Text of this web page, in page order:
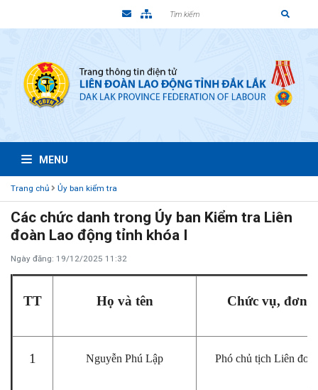
MENU
Trang chủ Ủy ban kiểm tra
Các chức danh trong Ủy ban Kiểm tra Liên
đoàn Lao động tỉnh khóa I
Ngày đăng: 19/12/2025 11:32
TT Họ và tên Chức vụ, đơn
1 Nguyễn Phú Lập Phó chủ tịch Liên